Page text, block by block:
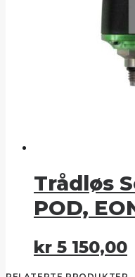
Trådløs
POD,
kr 5 150,00